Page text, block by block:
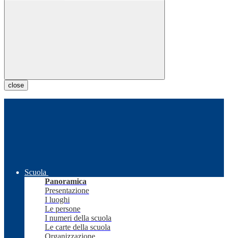
close
Scuola
Panoramica
Presentazione
I luoghi
Le persone
I numeri della scuola
Le carte della scuola